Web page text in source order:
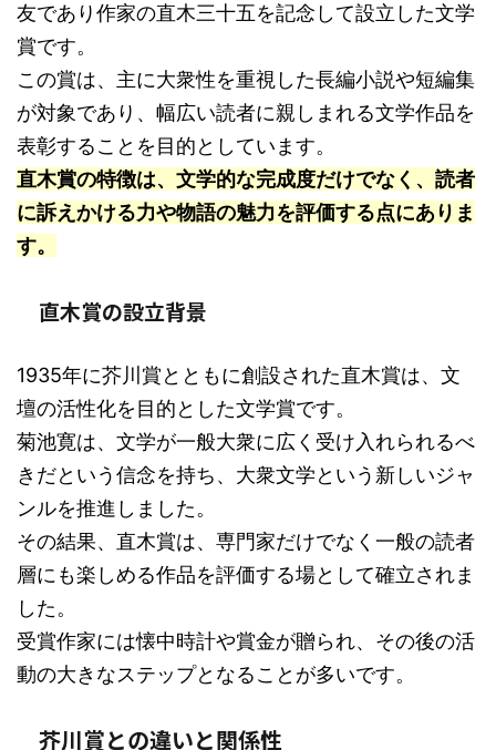
友であり作家の直木三十五を記念して設立した文学
賞です。
この賞は、主に大衆性を重視した長編小説や短編集
が対象であり、幅広い読者に親しまれる文学作品を
表彰することを目的としています。
直木賞の特徴は、文学的な完成度だけでなく、読者
に訴えかける力や物語の魅力を評価する点にありま
す。
直木賞の設立背景
1935年に芥川賞とともに創設された直木賞は、文
壇の活性化を目的とした文学賞です。
菊池寛は、文学が一般大衆に広く受け入れられるべ
きだという信念を持ち、大衆文学という新しいジャ
ンルを推進しました。
その結果、直木賞は、専門家だけでなく一般の読者
層にも楽しめる作品を評価する場として確立されま
した。
受賞作家には懐中時計や賞金が贈られ、その後の活
動の大きなステップとなることが多いです。
芥川賞との違いと関係性